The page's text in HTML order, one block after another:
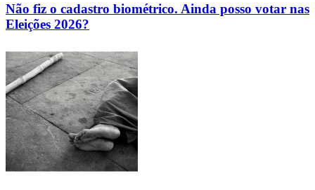
Não fiz o cadastro biométrico. Ainda posso votar nas
Eleições 2026?